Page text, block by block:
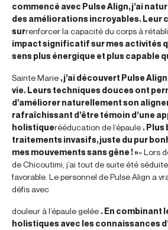
commencé avec Pulse Align, j’ai
des améliorations incroyables. Leur
surrenforcer la capacité du corps à
impact significatif sur mes activités
sens plus énergique et plus capable
Sainte Marie , j’ai découvert Pulse
vie. Leurs techniques douces ont
d’améliorer naturellement son
rafraîchissant d’être témoin d’une
holistiquerééducation de l’épaule . Plus
traitements invasifs, juste du pur
mes mouvements sans gêne ! »« Lors
de Chicoutimi, j’ai tout de suite été
favorable. Le personnel de Pulse Align a
défis avec
douleur à l’épaule gelée . En combinant
holistiques avec les connaissances